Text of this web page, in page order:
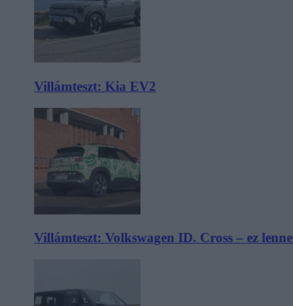
Villámteszt: Kia EV2
Villámteszt: Volkswagen ID. Cross – ez